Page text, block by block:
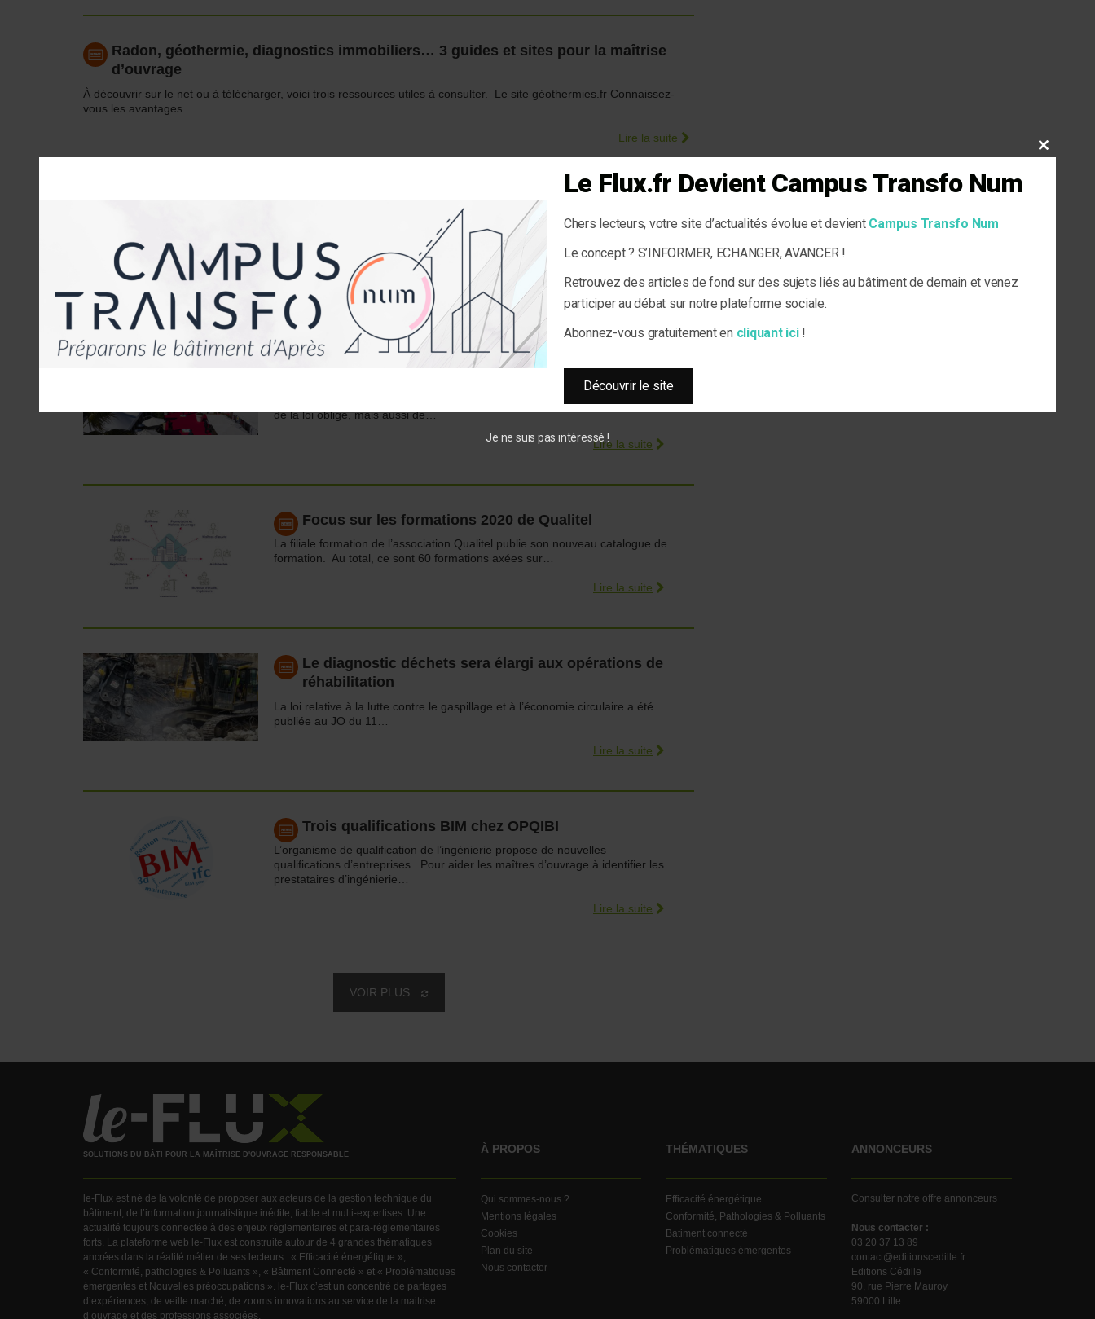
Radon, géothermie, diagnostics immobiliers… 3 guides et sites pour la maîtrise
d’ouvrage
À découvrir sur le net ou à télécharger, voici trois ressources utiles à consulter. Le site géothermies.fr Connaissez-
vous les avantages…
Lire la suite
Le protocole « confort » de l’AQC est disponible
Ce nouvel outil permet de préciser les ressentis et les observations relatives
au confort et aux ambiances intérieures dans les…
Lire la suite
Les 17 événements « bâtiment-énergie » de mars
de la loi oblige, mais aussi de…
Lire la suite
Focus sur les formations 2020 de Qualitel
La filiale formation de l’association Qualitel publie son nouveau catalogue de
formation. Au total, ce sont 60 formations axées sur…
Lire la suite
Le diagnostic déchets sera élargi aux opérations de
réhabilitation
La loi relative à la lutte contre le gaspillage et à l’économie circulaire a été
publiée au JO du 11…
Lire la suite
Trois qualifications BIM chez OPQIBI
L’organisme de qualification de l’ingénierie propose de nouvelles
qualifications d’entreprises. Pour aider les maîtres d’ouvrage à identifier les
prestataires d’ingénierie…
Lire la suite
VOIR PLUS
SOLUTIONS DU BÂTI POUR LA MAÎTRISE D'OUVRAGE RESPONSABLE
le-Flux est né de la volonté de proposer aux acteurs de la gestion technique du
bâtiment, de l’information journalistique inédite, fiable et multi-expertises. Une
actualité toujours connectée à des enjeux règlementaires et para-réglementaires
forts. La plateforme web le-Flux est construite autour de 4 grandes thématiques
ancrées dans la réalité métier de ses lecteurs : « Efficacité énergétique »,
« Conformité, pathologies & Polluants », « Bâtiment Connecté » et « Problématiques
émergentes et Nouvelles préoccupations ». le-Flux c’est un concentré de partages
d’expériences, de veille marché, de zooms innovations au service de la maitrise
d’ouvrage et des professions associées.
À PROPOS
Qui sommes-nous ?
Mentions légales
Cookies
Plan du site
Nous contacter
THÉMATIQUES
Efficacité énergétique
Conformité, Pathologies & Polluants
Batiment connecté
Problématiques émergentes
ANNONCEURS
Consulter notre offre annonceurs
Nous contacter :
03 20 37 13 89
contact@editionscedille.fr
Editions Cédille
90, rue Pierre Mauroy
59000 Lille
CLOSE
Le Flux.fr Devient Campus Transfo Num
Chers lecteurs, votre site d’actualités évolue et devient Campus Transfo Num
Le concept ? S’INFORMER, ECHANGER, AVANCER !
Retrouvez des articles de fond sur des sujets liés au bâtiment de demain et venez
participer au débat sur notre plateforme sociale.
Abonnez-vous gratuitement en cliquant ici!
Découvrir le site
Je ne suis pas intéressé !